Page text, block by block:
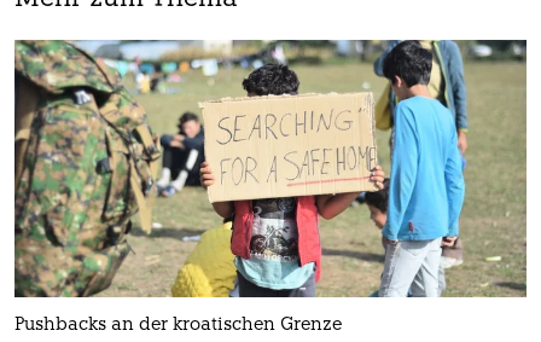
Pushbacks an der kroatischen Grenze